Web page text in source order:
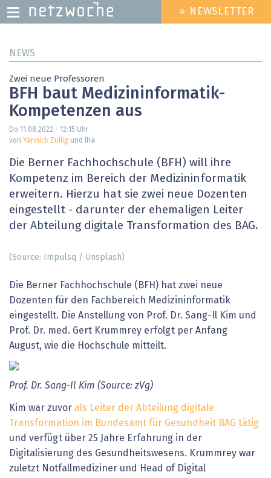
zum
HEADER
MENU
» NEWSLETTER
NEWS
Zwei neue Professoren
BFH baut Medizininformatik-
Kompetenzen aus
Do 11.08.2022 - 12:15 Uhr
von Yannick Züllig und lha
Die Berner Fachhochschule (BFH) will ihre
Kompetenz im Bereich der Medizininformatik
erweitern. Hierzu hat sie zwei neue Dozenten
eingestellt - darunter der ehemaligen Leiter
der Abteilung digitale Transformation des BAG.
(Source: Impulsq / Unsplash)
Die Berner Fachhochschule (BFH) hat zwei neue
Dozenten für den Fachbereich Medizininformatik
eingestellt. Die Anstellung von Prof. Dr. Sang-Il Kim und
Prof. Dr. med. Gert Krummrey erfolgt per Anfang
August, wie die Hochschule mitteilt.
Prof. Dr. Sang-Il Kim (Source: zVg)
Kim war zuvor als Leiter der Abteilung digitale
Transformation im Bundesamt für Gesundheit BAG tätig
und verfügt über 25 Jahre Erfahrung in der
Digitalisierung des Gesundheitswesens. Krummrey war
zuletzt Notfallmediziner und Head of Digital